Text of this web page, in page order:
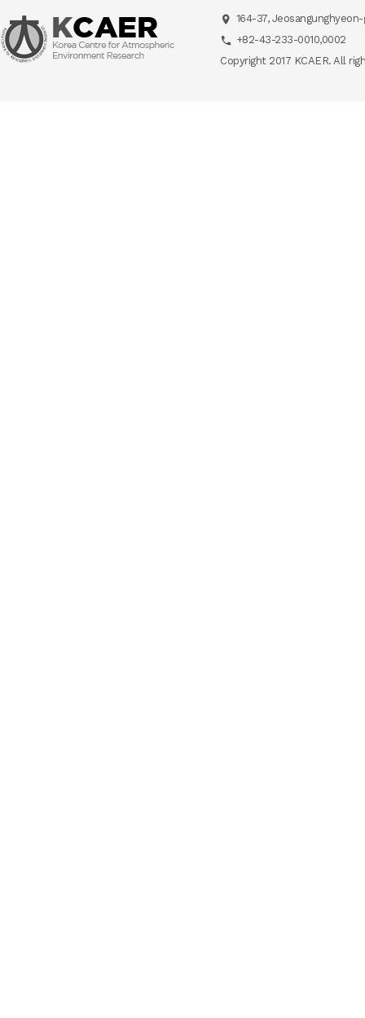
164-37,
+82-43-233-0010,0002
Copyright 2017 KCAER. All